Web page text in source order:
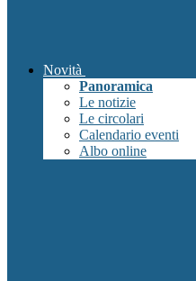
Novità
Panoramica
Le notizie
Le circolari
Calendario eventi
Albo online